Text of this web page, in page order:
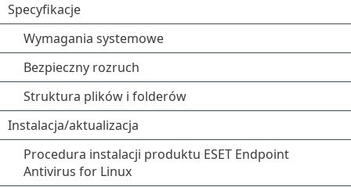
Specyfikacje
Wymagania systemowe
Bezpieczny rozruch
Struktura plików i folderów
Instalacja/aktualizacja
Procedura instalacji produktu ESET Endpoint
Antivirus for Linux